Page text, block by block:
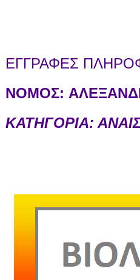
ΕΓΓΡΑΦΕΣ
ΝΟΜΟΣ:
ΚΑΤΗΓΟΡΙΑ: